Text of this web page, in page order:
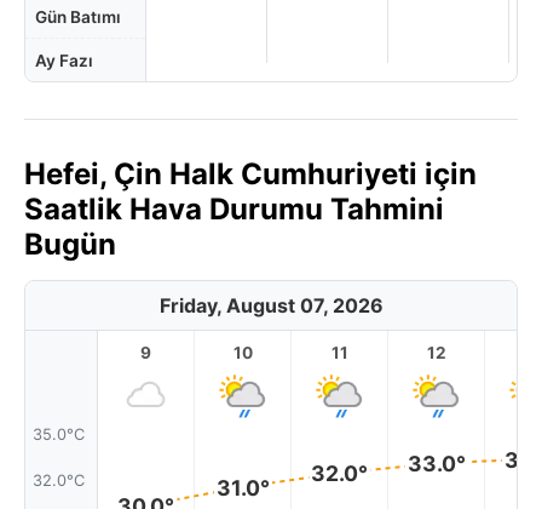
Gün Batımı
Ay Fazı
Hefei, Çin Halk Cumhuriyeti için
Saatlik Hava Durumu Tahmini
Bugün
Friday, August 07, 2026
35.0°C
32.0°C
9 10
31.0°
11
32.0°
12
33.0°